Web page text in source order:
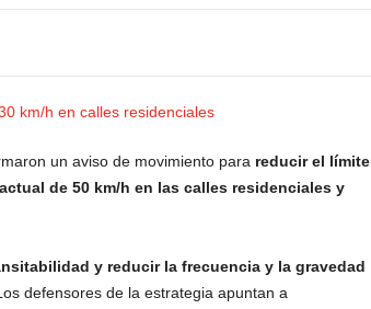
un aviso de movimiento para reducir el límite
de 50 km/h en las calles residenciales y
y reducir la frecuencia y la gravedad
defensores de la estrategia apuntan a